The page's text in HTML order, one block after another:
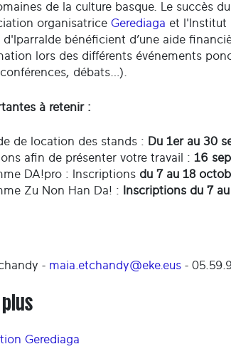
de la culture basque. Le succès
organisatrice Gerediaga et l'Institut
d'Iparralde bénéficient d’une aide
lors des différents événements
débats…).
à retenir :
de location des stands : Du 1er au 30
afin de présenter votre travail : 16
DA!pro : Inscriptions du 7 au 18
Zu Non Han Da! :
Inscriptions du 7
- maia.etchandy@eke.eus -
plus
Gerediaga